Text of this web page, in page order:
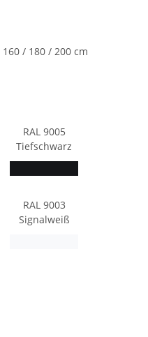
/ 180 / 200 cm
RAL 9005
Tiefschwarz
RAL 9003
Signalweiß